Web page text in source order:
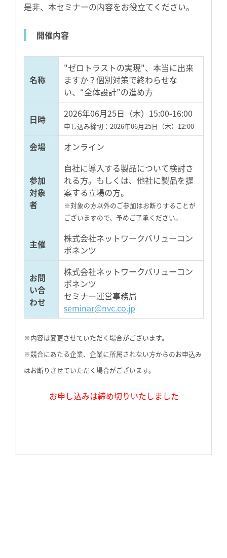
是非、本セミナーの内容をお役立てください。
開催内容
名称
"ゼロトラストの実現"、本当に出来
ますか？個別対策で終わらせな
い、“全体設計”の進め方
日時 2026年06月25日（木）15:00-16:00
申し込み締切：2026年06月25日（木）12:00
会場 オンライン
参加
対象
者
自社に導入する製品について検討さ
れる方。もしくは、他社に製品を提
案する立場の方。
※対象の方以外のご参加はお断りすることが
ございますので、予めご了承ください。
主催
株式会社ネットワークバリューコン
ポネンツ
お問
い合
わせ
株式会社ネットワークバリューコン
ポネンツ
セミナー運営事務局
seminar@nvc.co.jp
※内容は変更させていただく場合がございます。
※競合にあたる企業、企業に所属されない方からのお申込み
はお断りさせていただく場合がございます。
お申し込みは締め切りいたしました